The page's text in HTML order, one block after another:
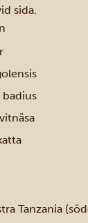
sida.
Tanzania